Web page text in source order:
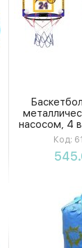
насосом, 4
41-
Код: